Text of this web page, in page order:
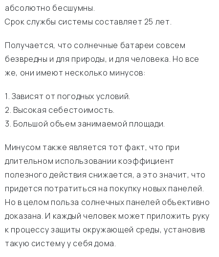
абсолютно бесшумны.
Срок службы системы составляет 25 лет.
Получается, что солнечные батареи совсем
безвредны и для природы, и для человека. Но все
же, они имеют несколько минусов:
1. Зависят от погодных условий.
2. Высокая себестоимость.
3. Большой объем занимаемой площади.
Минусом также является тот факт, что при
длительном использовании коэффициент
полезного действия снижается, а это значит, что
придется потратиться на покупку новых панелей.
Но в целом польза солнечных панелей объективно
доказана. И каждый человек может приложить руку
к процессу защиты окружающей среды, установив
такую систему у себя дома.